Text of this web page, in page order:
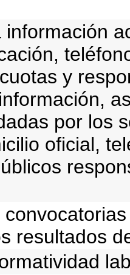
información
y
por los
oficial,
resultados